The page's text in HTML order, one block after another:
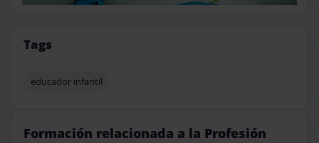
Tags
educador infantil
Formación relacionada a la Profesión